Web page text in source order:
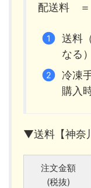
配送料
送料
なる）
冷凍
購入
▼送料【神奈
注文金額
(税抜)